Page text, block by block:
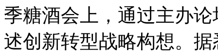
季糖酒会上，通过主办
述创新转型战略构想。